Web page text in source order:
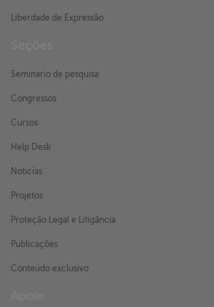
Liberdade de Expressão
Seminário de pesquisa
Congressos
Cursos
Help Desk
Notícias
Projetos
Proteção Legal e Litigância
Publicações
Conteúdo exclusivo